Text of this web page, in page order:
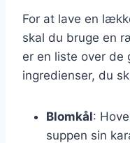
For at lave en
skal du bruge en
er en liste over
ingredienser, du
Blomkål:
suppen sin